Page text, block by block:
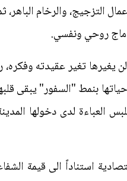
التزجيج، والرخام الباهر،
روحي ونفسي.
تغير عقيدته وفكره،
بنمط "السفور" يبقى
العباءة لدى دخولها
استناداً الى قيمة